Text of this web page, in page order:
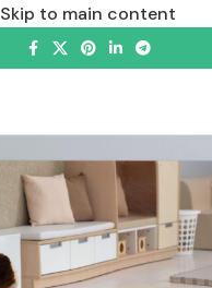
Skip to main content